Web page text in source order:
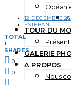
TOUR DU
GALERIE
A PROPOS
Nous
12 DÉCEMBRE
ESTEBAN
TOTAL
1
SHARES
0
0
1